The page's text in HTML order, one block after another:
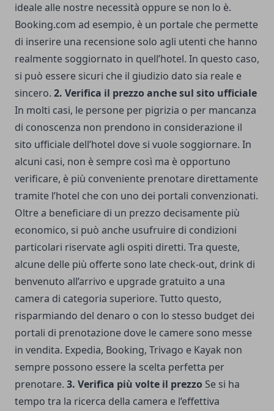
ideale alle nostre necessità oppure se non lo è.
Booking.com ad esempio, è un portale che permette
di inserire una recensione solo agli utenti che hanno
realmente soggiornato in quell’hotel. In questo caso,
si può essere sicuri che il giudizio dato sia reale e
sincero. 2. Verifica il prezzo anche sul sito ufficiale
In molti casi, le persone per pigrizia o per mancanza
di conoscenza non prendono in considerazione il
sito ufficiale dell’hotel dove si vuole soggiornare. In
alcuni casi, non è sempre così ma è opportuno
verificare, è più conveniente prenotare direttamente
tramite l’hotel che con uno dei portali convenzionati.
Oltre a beneficiare di un prezzo decisamente più
economico, si può anche usufruire di condizioni
particolari riservate agli ospiti diretti. Tra queste,
alcune delle più offerte sono late check-out, drink di
benvenuto all’arrivo e upgrade gratuito a una
camera di categoria superiore. Tutto questo,
risparmiando del denaro o con lo stesso budget dei
portali di prenotazione dove le camere sono messe
in vendita. Expedia, Booking, Trivago e Kayak non
sempre possono essere la scelta perfetta per
prenotare. 3. Verifica più volte il prezzo Se si ha
tempo tra la ricerca della camera e l’effettiva